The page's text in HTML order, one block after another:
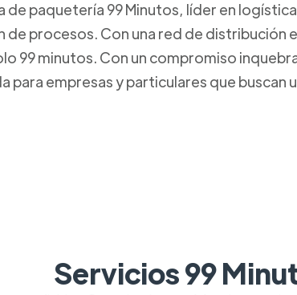
de paquetería 99 Minutos, líder en
de procesos. Con una red de
99 minutos. Con un compromiso
empresas y particulares que buscan
Servicios 99